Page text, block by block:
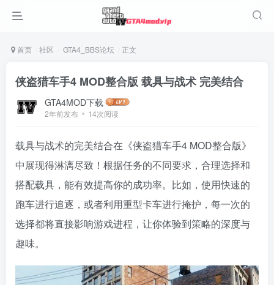
首页 社区 GTA4_BBS论坛 正文
侠盗猎车手4 MOD整合版 载具与战术 完美结合
GTA4MOD下载
2年前发布 14次阅读
载具与战术的完美结合在《侠盗猎车手4 MOD整合版》
中展现得淋漓尽致！根据任务的不同要求，合理选择和
搭配载具，能有效提高你的成功率。比如，使用快速的
跑车进行追逐，或者利用重型卡车进行掩护，每一次的
选择都将直接影响游戏进程，让你体验到策略的深度与
趣味。